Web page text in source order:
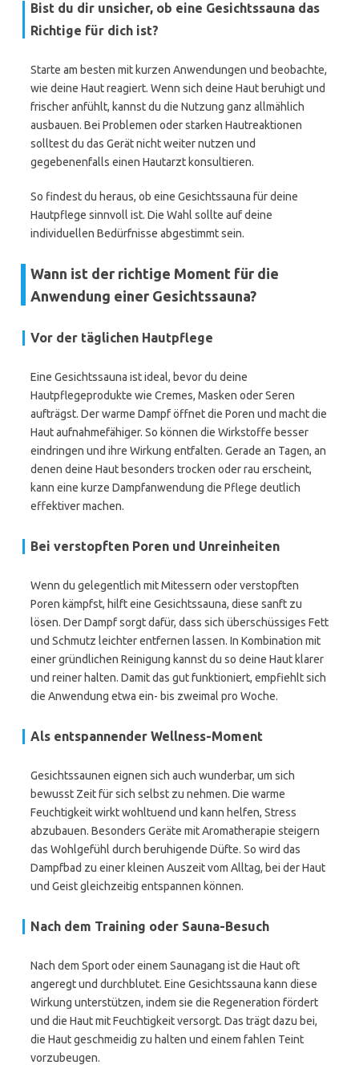
Bist du dir unsicher, ob eine Gesichtssauna das
Richtige für dich ist?
Starte am besten mit kurzen Anwendungen und beobachte,
wie deine Haut reagiert. Wenn sich deine Haut beruhigt und
frischer anfühlt, kannst du die Nutzung ganz allmählich
ausbauen. Bei Problemen oder starken Hautreaktionen
solltest du das Gerät nicht weiter nutzen und
gegebenenfalls einen Hautarzt konsultieren.
So findest du heraus, ob eine Gesichtssauna für deine
Hautpflege sinnvoll ist. Die Wahl sollte auf deine
individuellen Bedürfnisse abgestimmt sein.
Wann ist der richtige Moment für die
Anwendung einer Gesichtssauna?
Vor der täglichen Hautpflege
Eine Gesichtssauna ist ideal, bevor du deine
Hautpflegeprodukte wie Cremes, Masken oder Seren
aufträgst. Der warme Dampf öffnet die Poren und macht die
Haut aufnahmefähiger. So können die Wirkstoffe besser
eindringen und ihre Wirkung entfalten. Gerade an Tagen, an
denen deine Haut besonders trocken oder rau erscheint,
kann eine kurze Dampfanwendung die Pflege deutlich
effektiver machen.
Bei verstopften Poren und Unreinheiten
Wenn du gelegentlich mit Mitessern oder verstopften
Poren kämpfst, hilft eine Gesichtssauna, diese sanft zu
lösen. Der Dampf sorgt dafür, dass sich überschüssiges Fett
und Schmutz leichter entfernen lassen. In Kombination mit
einer gründlichen Reinigung kannst du so deine Haut klarer
und reiner halten. Damit das gut funktioniert, empfiehlt sich
die Anwendung etwa ein- bis zweimal pro Woche.
Als entspannender Wellness-Moment
Gesichtssaunen eignen sich auch wunderbar, um sich
bewusst Zeit für sich selbst zu nehmen. Die warme
Feuchtigkeit wirkt wohltuend und kann helfen, Stress
abzubauen. Besonders Geräte mit Aromatherapie steigern
das Wohlgefühl durch beruhigende Düfte. So wird das
Dampfbad zu einer kleinen Auszeit vom Alltag, bei der Haut
und Geist gleichzeitig entspannen können.
Nach dem Training oder Sauna-Besuch
Nach dem Sport oder einem Saunagang ist die Haut oft
angeregt und durchblutet. Eine Gesichtssauna kann diese
Wirkung unterstützen, indem sie die Regeneration fördert
und die Haut mit Feuchtigkeit versorgt. Das trägt dazu bei,
die Haut geschmeidig zu halten und einem fahlen Teint
vorzubeugen.